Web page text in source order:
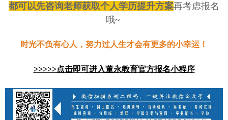
都可以先咨询老师获取个人学历提升方案再考虑报名
哦~
时光不负有心人，努力过人生才会有更多的小幸运！
>>>>>点击即可进入董永教育官方报名小程序